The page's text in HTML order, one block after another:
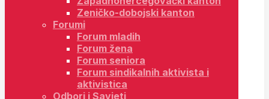
Zeničko-dobojski kanton
Forumi
Forum mladih
Forum žena
Forum seniora
Forum sindikalnih aktivista i
aktivistica
Odbori i Savjeti